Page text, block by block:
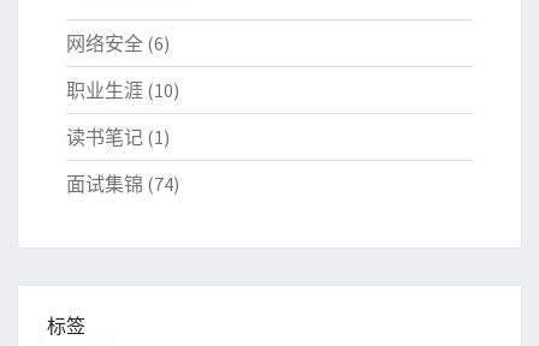
网络安全 (6)
职业生涯 (10)
读书笔记 (1)
面试集锦 (74)
标签